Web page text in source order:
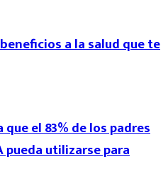
a la salud que te
el 83% de los padres
pueda utilizarse para